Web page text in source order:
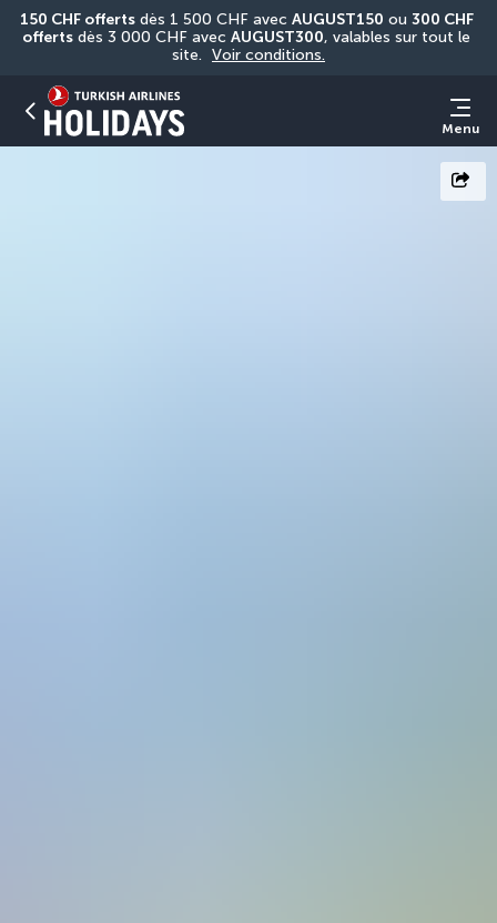
150 CHF offerts dès 1 500 CHF avec AUGUST150 ou 300 CHF
offerts dès 3 000 CHF avec AUGUST300, valables sur tout le
site. Voir conditions.
Menu